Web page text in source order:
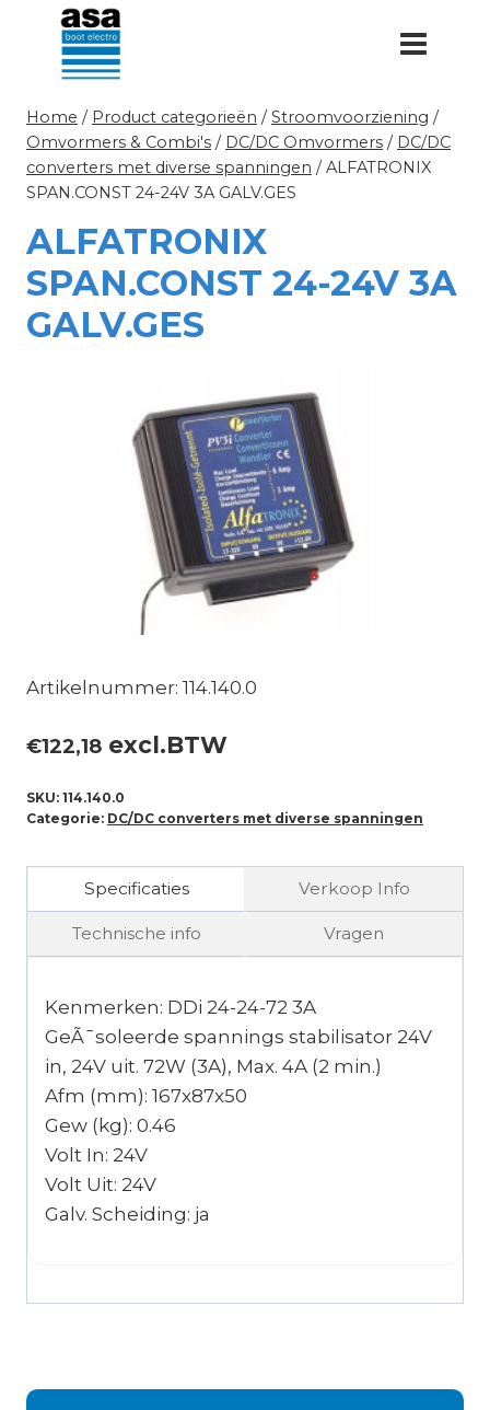
Doorgaan
inhoud
Home / Product categorieën / Stroomvoorziening /
Omvormers & Combi's / DC/DC Omvormers / DC/DC
converters met diverse spanningen / ALFATRONIX
SPAN.CONST 24-24V 3A GALV.GES
ALFATRONIX
SPAN.CONST 24-24V 3A
GALV.GES
Artikelnummer: 114.140.0
€122,18 excl.BTW
SKU: 114.140.0
Categorie: DC/DC converters met diverse spanningen
Specificaties Verkoop Info
Technische info Vragen
Kenmerken: DDi 24-24-72 3A
GeÃ¯soleerde spannings stabilisator 24V
in, 24V uit. 72W (3A), Max. 4A (2 min.)
Afm (mm): 167x87x50
Gew (kg): 0.46
Volt In: 24V
Volt Uit: 24V
Galv. Scheiding: ja